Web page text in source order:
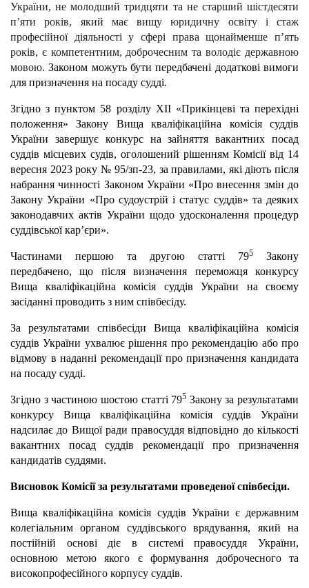
України, не молодший тридцяти та не старший шістдесяти
п’яти років, який має вищу юридичну освіту і стаж
професійної діяльності у сфері права щонайменше п’ять
років, є компетентним, доброчесним та володіє державною
мовою.Законом можуть бути передбачені додаткові вимоги
для призначення на посаду судді.
Згідно з пунктом 58 розділу XII «Прикінцеві та перехідні
положення» Закону Вища кваліфікаційна комісія суддів
України завершує конкурс на зайняття вакантних посад
суддів місцевих судів, оголошений рішенням Комісії від 14
вересня 2023 року № 95/зп-23, за правилами, які діють після
набрання чинності Законом України «Про внесення змін до
Закону України «Про судоустрій і статус суддів» та деяких
законодавчих актів України щодо удосконалення процедур
суддівської кар’єри».
Частинами першою та другою статті 795
Закону
передбачено, що після визначення переможця конкурсу
Вища кваліфікаційна комісія суддів України на своєму
засіданні проводить з ним співбесіду.
За результатами співбесіди Вища кваліфікаційна комісія
суддів України ухвалює рішення про рекомендацію або про
відмову в наданні рекомендації про призначення кандидата
на посаду судді.
Згідно з частиною шостою статті 795 Закону за результатами
конкурсу Вища кваліфікаційна комісія суддів України
надсилає до Вищої ради правосуддя відповідно до кількості
вакантних посад суддів рекомендації про призначення
кандидатів суддями.
Висновок Комісії за результатами проведеної співбесіди.
Вища кваліфікаційна комісія суддів України є державним
колегіальним органом суддівського врядування, який на
постійній основі діє в системі правосуддя України,
основною метою якого є формування доброчесного та
високопрофесійного корпусу суддів.